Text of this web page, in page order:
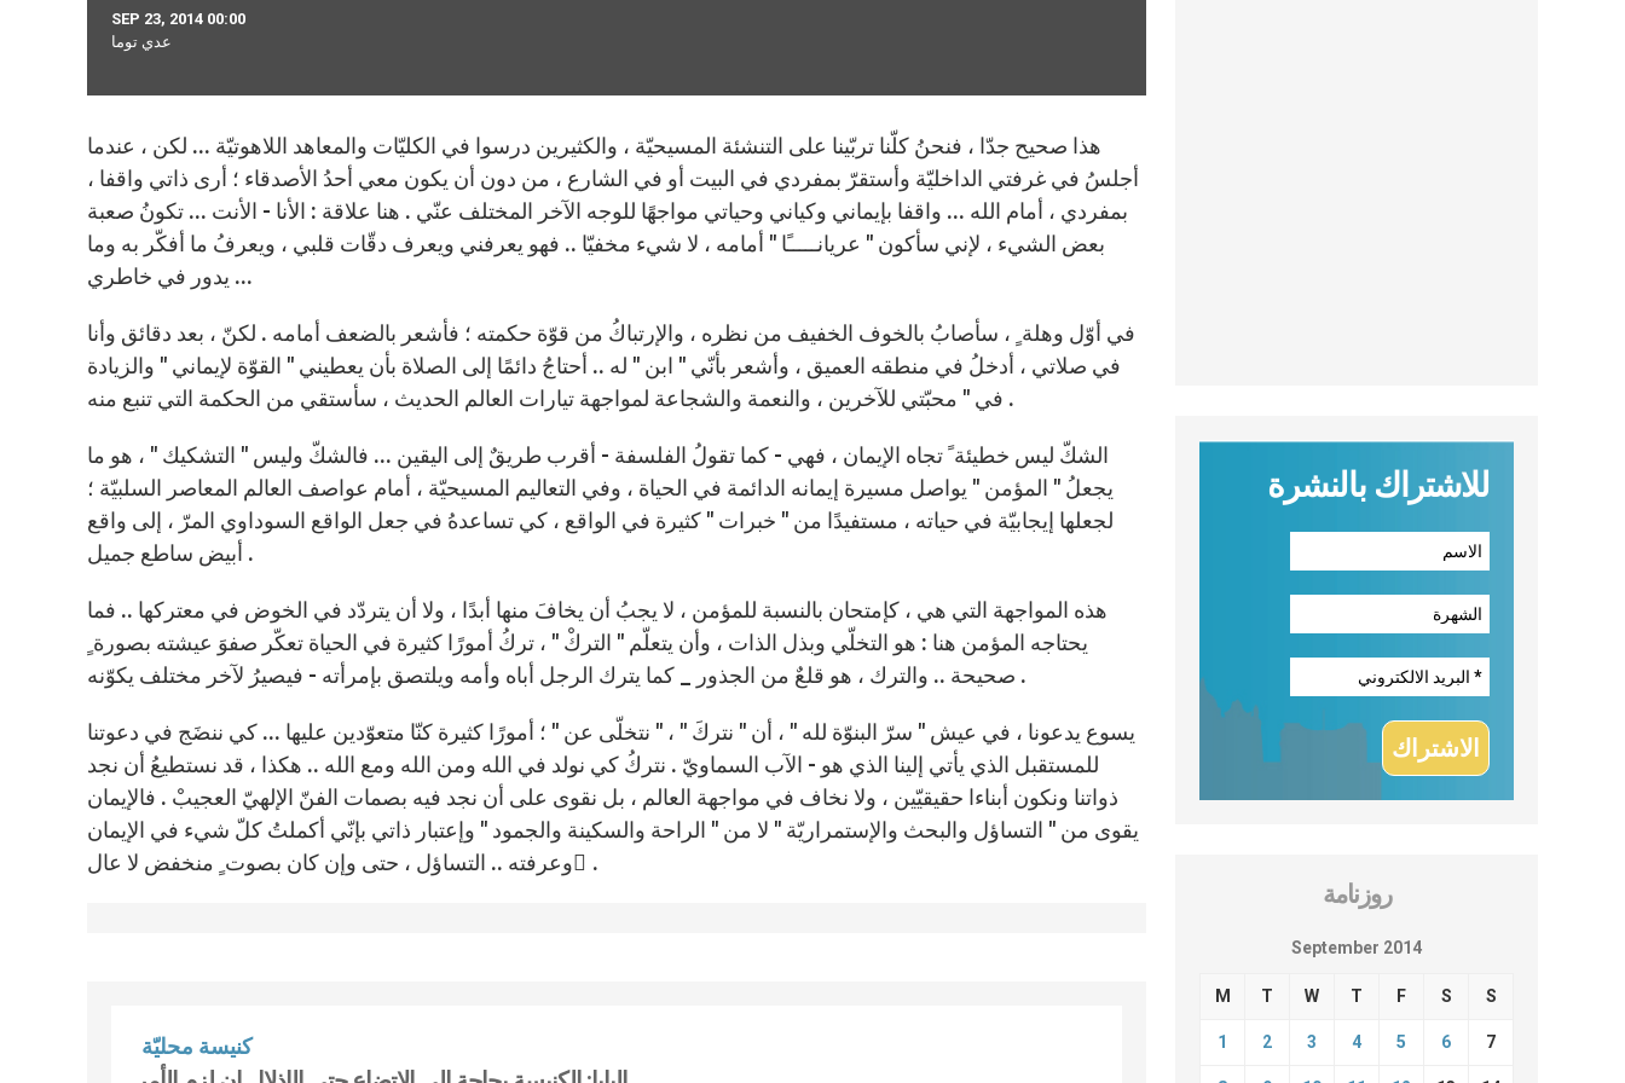
SEP 23, 2014 00:00
عدي توما
هذا صحيح جدّا ، فنحنُ كلّنا تربّينا على التنشئة المسيحيّة ، والكثيرين درسوا في الكليّات والمعاهد اللاهوتيّة ... لكن ، عندما
أجلسُ في غرفتي الداخليّة وأستقرّ بمفردي في البيت أو في الشارع ، من دون أن يكون معي أحدُ الأصدقاء ؛ أرى ذاتي واقفا ،
بمفردي ، أمام الله ... واقفا بإيماني وكياني وحياتي مواجهًا للوجه الآخر المختلف عنّي . هنا علاقة : الأنا - الأنت ... تكونُ صعبة
بعض الشيء ، لإني سأكون " عريانـــــًا " أمامه ، لا شيء مخفيّا .. فهو يعرفني ويعرف دقّات قلبي ، ويعرفُ ما أفكّر به وما
يدور في خاطري ...
في أوّل وهلة ٍ ، سأصابُ بالخوف الخفيف من نظره ، والإرتباكُ من قوّة حكمته ؛ فأشعر بالضعف أمامه . لكنّ ، بعد دقائق وأنا
في صلاتي ، أدخلُ في منطقه العميق ، وأشعر بأنّي " ابن " له .. أحتاجُ دائمًا إلى الصلاة بأن يعطيني " القوّة لإيماني " والزيادة
في " محبّتي للآخرين ، والنعمة والشجاعة لمواجهة تيارات العالم الحديث ، سأستقي من الحكمة التي تنبع منه .
الشكّ ليس خطيئة ً تجاه الإيمان ، فهي - كما تقولُ الفلسفة - أقرب طريقٌ إلى اليقين ... فالشكّ وليس " التشكيك " ، هو ما
يجعلُ " المؤمن " يواصل مسيرة إيمانه الدائمة في الحياة ، وفي التعاليم المسيحيّة ، أمام عواصف العالم المعاصر السلبيّة ؛
لجعلها إيجابيّة في حياته ، مستفيدًا من " خبرات " كثيرة في الواقع ، كي تساعدهُ في جعل الواقع السوداوي المرّ ، إلى واقع
أبيض ساطع جميل .
هذه المواجهة التي هي ، كإمتحان بالنسبة للمؤمن ، لا يجبُ أن يخافَ منها أبدًا ، ولا أن يتردّد في الخوض في معتركها .. فما
يحتاجه المؤمن هنا : هو التخلّي وبذل الذات ، وأن يتعلّم " التركْ " ، تركُ أمورًا كثيرة في الحياة تعكّر صفوَ عيشته بصورة ٍ
صحيحة .. والترك ، هو قلعٌ من الجذور _ كما يترك الرجل أباه وأمه ويلتصق بإمرأته - فيصيرُ لآخر مختلف يكوّنه .
يسوع يدعونا ، في عيش " سرّ البنوّة لله " ، أن " نتركَ " ، " نتخلّى عن " ؛ أمورًا كثيرة كنّا متعوّدين عليها ... كي ننضَج في دعوتنا
للمستقبل الذي يأتي إلينا الذي هو - الآب السماويّ . نتركُ كي نولد في الله ومن الله ومع الله .. هكذا ، قد نستطيعُ أن نجد
ذواتنا ونكون أبناءا حقيقيّين ، ولا نخاف في مواجهة العالم ، بل نقوى على أن نجد فيه بصمات الفنّ الإلهيّ العجيبْ . فالإيمان
يقوى من " التساؤل والبحث والإستمراريّة " لا من " الراحة والسكينة والجمود " وإعتبار ذاتي بإنّي أكملتُ كلّ شيء في الإيمان
وعرفته .. التساؤل ، حتى وإن كان بصوت ٍ منخفض لا عال ٍ.
كنيسة محليّة
للاشتراك بالنشرة
روزنامة
September 2014
M T W T F S S
1 2 3 4 5 6 7